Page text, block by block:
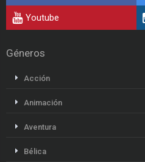
Youtube
Géneros
Acción
Animación
Aventura
Bélica